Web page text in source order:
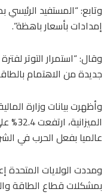
وتابع: “المستفيد
إمدادات بأسعار باهظة”.
وقال: “استمرار التوتر
جديدة من الاهتمام
وأظهرت بيانات وزارة
عالميا بفعل الحرب في
ومددت الولايات المتحدة
بمشكلات قطاع الطاقة